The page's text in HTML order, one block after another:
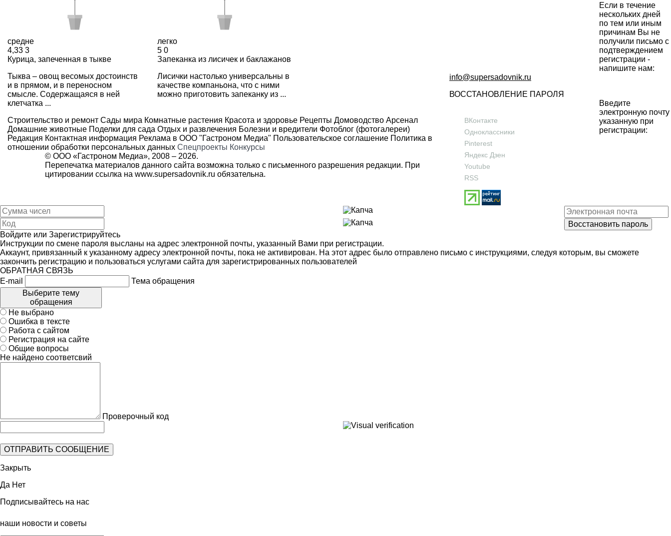
средне
4,33 3
Курица, запеченная в тыкве
Тыква – овощ весомых достоинств
и в прямом, и в переносном
смысле. Содержащаяся в ней
клетчатка ...
легко
5 0
Запеканка из лисичек и баклажанов
Лисички настолько универсальны в
качестве компаньона, что с ними
можно приготовить запеканку из ...
Строительство и ремонт Сады мира Комнатные растения Красота и здоровье Рецепты Домоводство Арсенал
Домашние животные Поделки для сада Отдых и развлечения Болезни и вредители Фотоблог (фотогалереи)
Редакция Контактная информация Реклама в ООО "Гастроном Медиа" Пользовательское соглашение Политика в
отношении обработки персональных данных Спецпроекты Конкурсы
© ООО «Гастроном Медиа», 2008 – 2026.
Перепечатка материалов данного сайта возможна только с письменного разрешения редакции. При
цитировании ссылка на www.supersadovnik.ru обязательна.
ВКонтакте
Одноклассники
Pinterest
Яндекс Дзен
Youtube
RSS
Если в течение
нескольких дней
по тем или иным
причинам Вы не
получили письмо с
подтверждением
регистрации -
напишите нам:
info@supersadovnik.ru
ВОССТАНОВЛЕНИЕ ПАРОЛЯ
Введите
электронную почту
указанную при
регистрации:
Войдите или Зарегистрируйтесь
Инструкции по смене пароля высланы на адрес электронной почты, указанный Вами при регистрации.
Аккаунт, привязанный к указанному адресу электронной почты, пока не активирован. На этот адрес было отправлено письмо с инструкциями, следуя которым, вы сможете
закончить регистрацию и пользоваться услугами сайта для зарегистрированных пользователей
ОБРАТНАЯ СВЯЗЬ
E-mail
Тема обращения
Выберите тему
обращения
Не выбрано
Ошибка в тексте
Работа с сайтом
Регистрация на сайте
Общие вопросы
Не найдено соответсвий
Проверочный код
Закрыть
Да Нет
Подписывайтесь на нас
наши новости и советы